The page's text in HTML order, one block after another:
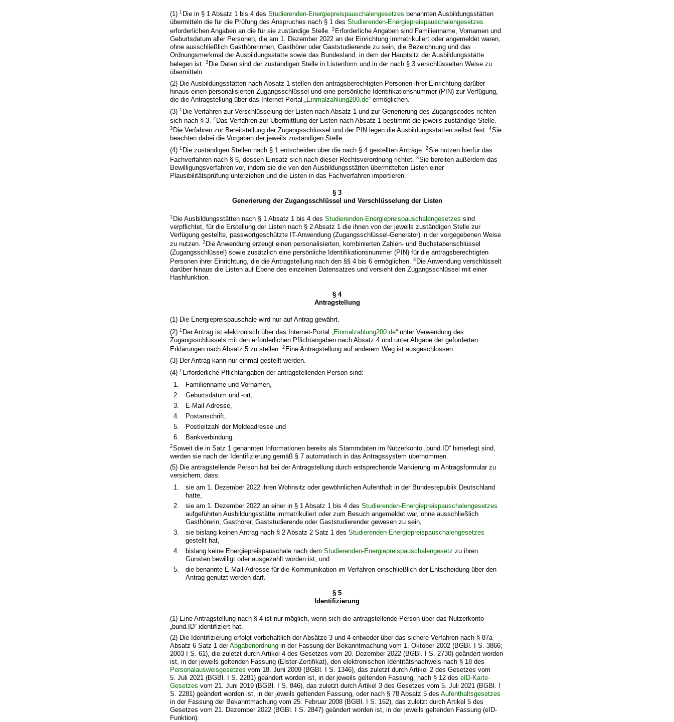
(1)1 Die in § 1 Absatz 1 bis 4 desStudierenden-Energiepreispauschalengesetzes benannten Ausbildungsstätten
übermitteln die für die Prüfung des Anspruches nach § 1 desStudierenden-Energiepreispauschalengesetzes
erforderlichen Angaben an die für sie zuständige Stelle.2 Erforderliche Angaben sind Familienname, Vornamen und
Geburtsdatum aller Personen, die am 1. Dezember 2022 an der Einrichtung immatrikuliert oder angemeldet waren,
ohne ausschließlich Gasthörerinnen, Gasthörer oder Gaststudierende zu sein, die Bezeichnung und das
Ordnungsmerkmal der Ausbildungsstätte sowie das Bundesland, in dem der Hauptsitz der Ausbildungsstätte
belegen ist.3 Die Daten sind der zuständigen Stelle in Listenform und in der nach § 3 verschlüsselten Weise zu
übermitteln.
(2) Die Ausbildungsstätten nach Absatz 1 stellen den antragsberechtigten Personen ihrer Einrichtung darüber
hinaus einen personalisierten Zugangsschlüssel und eine persönliche Identifikationsnummer (PIN) zur Verfügung,
die die Antragstellung über das Internet-Portal „ Einmalzahlung200.de“ ermöglichen.
(3)1 Die Verfahren zur Verschlüsselung der Listen nach Absatz 1 und zur Generierung des Zugangscodes richten
sich nach § 3.2 Das Verfahren zur Übermittlung der Listen nach Absatz 1 bestimmt die jeweils zuständige Stelle.
3 Die Verfahren zur Bereitstellung der Zugangsschlüssel und der PIN legen die Ausbildungsstätten selbst fest.4Sie
beachten dabei die Vorgaben der jeweils zuständigen Stelle.
(4)1 Die zuständigen Stellen nach § 1 entscheiden über die nach § 4 gestellten Anträge.2Sie nutzen hierfür das
Fachverfahren nach § 6, dessen Einsatz sich nach dieser Rechtsverordnung richtet.3Sie bereiten außerdem das
Bewilligungsverfahren vor, indem sie die von den Ausbildungsstätten übermittelten Listen einer
Plausibilitätsprüfung unterziehen und die Listen in das Fachverfahren importieren.
§ 3
Generierung der Zugangsschlüssel und Verschlüsselung der Listen
1 Die Ausbildungsstätten nach § 1 Absatz 1 bis 4 desStudierenden-Energiepreispauschalengesetzes sind
verpflichtet, für die Erstellung der Listen nach § 2 Absatz 1 die ihnen von der jeweils zuständigen Stelle zur
Verfügung gestellte, passwortgeschützte IT-Anwendung (Zugangsschlüssel-Generator) in der vorgegebenen Weise
zu nutzen.2 Die Anwendung erzeugt einen personalisierten, kombinierten Zahlen- und Buchstabenschlüssel
(Zugangsschlüssel) sowie zusätzlich eine persönliche Identifikationsnummer (PIN) für die antragsberechtigten
Personen ihrer Einrichtung, die die Antragstellung nach den §§ 4 bis 6 ermöglichen.3 Die Anwendung verschlüsselt
darüber hinaus die Listen auf Ebene des einzelnen Datensatzes und versieht den Zugangsschlüssel mit einer
Hashfunktion.
§ 4
Antragstellung
(1) Die Energiepreispauschale wird nur auf Antrag gewährt.
(2)1 Der Antrag ist elektronisch über das Internet-Portal „ Einmalzahlung200.de“ unter Verwendung des
Zugangsschlüssels mit den erforderlichen Pflichtangaben nach Absatz 4 und unter Abgabe der geforderten
Erklärungen nach Absatz 5 zu stellen.2 Eine Antragstellung auf anderem Weg ist ausgeschlossen.
(3) Der Antrag kann nur einmal gestellt werden.
(4)1 Erforderliche Pflichtangaben der antragstellenden Person sind:
1.
Familienname und Vornamen,
2.
Geburtsdatum und -ort,
3.
E-Mail-Adresse,
4.
Postanschrift,
5.
Postleitzahl der Meldeadresse und
6.
Bankverbindung.
2Soweit die in Satz 1 genannten Informationen bereits als Stammdaten im Nutzerkonto „bund.ID“ hinterlegt sind,
werden sie nach der Identifizierung gemäß § 7 automatisch in das Antragssystem übernommen.
(5) Die antragstellende Person hat bei der Antragstellung durch entsprechende Markierung im Antragsformular zu
versichern, dass
1.
sie am 1. Dezember 2022 ihren Wohnsitz oder gewöhnlichen Aufenthalt in der Bundesrepublik Deutschland
hatte,
2.
sie am 1. Dezember 2022 an einer in § 1 Absatz 1 bis 4 des Studierenden-Energiepreispauschalengesetzes
aufgeführten Ausbildungsstätte immatrikuliert oder zum Besuch angemeldet war, ohne ausschließlich
Gasthörerin, Gasthörer, Gaststudierende oder Gaststudierender gewesen zu sein,
3.
sie bislang keinen Antrag nach § 2 Absatz 2 Satz 1 des Studierenden-Energiepreispauschalengesetzes
gestellt hat,
4.
bislang keine Energiepreispauschale nach dem Studierenden-Energiepreispauschalengesetz zu ihren
Gunsten bewilligt oder ausgezahlt worden ist, und
5.
die benannte E-Mail-Adresse für die Kommunikation im Verfahren einschließlich der Entscheidung über den
Antrag genutzt werden darf.
§ 5
Identifizierung
(1) Eine Antragstellung nach § 4 ist nur möglich, wenn sich die antragstellende Person über das Nutzerkonto
„bund.ID“ identifiziert hat.
(2) Die Identifizierung erfolgt vorbehaltlich der Absätze 3 und 4 entweder über das sichere Verfahren nach § 87a
Absatz 6 Satz 1 derAbgabenordnung in der Fassung der Bekanntmachung vom 1. Oktober 2002 (BGBl. I S. 3866;
2003 I S. 61), die zuletzt durch Artikel 4 des Gesetzes vom 20. Dezember 2022 (BGBl. I S. 2730) geändert worden
ist, in der jeweils geltenden Fassung (Elster-Zertifikat), den elektronischen Identitätsnachweis nach § 18 des
Personalausweisgesetzes vom 18. Juni 2009 (BGBl. I S. 1346), das zuletzt durch Artikel 2 des Gesetzes vom
5. Juli 2021 (BGBl. I S. 2281) geändert worden ist, in der jeweils geltenden Fassung, nach § 12 deseID-Karte-
Gesetzes vom 21. Juni 2019 (BGBl. I S. 846), das zuletzt durch Artikel 3 des Gesetzes vom 5. Juli 2021 (BGBl. I
S. 2281) geändert worden ist, in der jeweils geltenden Fassung, oder nach § 78 Absatz 5 desAufenthaltsgesetzes
in der Fassung der Bekanntmachung vom 25. Februar 2008 (BGBl. I S. 162), das zuletzt durch Artikel 5 des
Gesetzes vom 21. Dezember 2022 (BGBl. I S. 2847) geändert worden ist, in der jeweils geltenden Fassung (eID-
Funktion).